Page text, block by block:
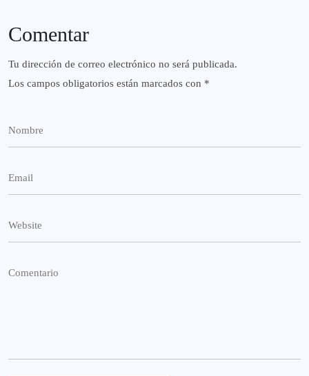
Comentar
Tu dirección de correo electrónico no será publicada.
Los campos obligatorios están marcados con *